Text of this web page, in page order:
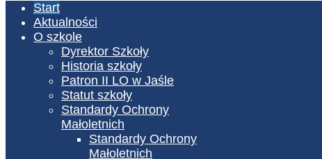
Start
Aktualności
O szkole
Dyrektor Szkoły
Historia szkoły
Patron II LO w Jaśle
Statut szkoły
Standardy Ochrony
Małoletnich
Standardy Ochrony
Małoletnich